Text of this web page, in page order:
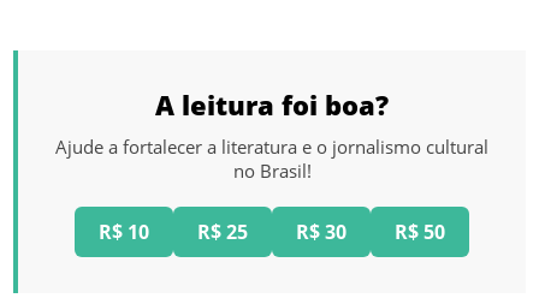
A leitura foi boa?
Ajude a fortalecer a literatura e o jornalismo cultural
no Brasil!
R$ 10 R$ 25 R$ 30 R$ 50